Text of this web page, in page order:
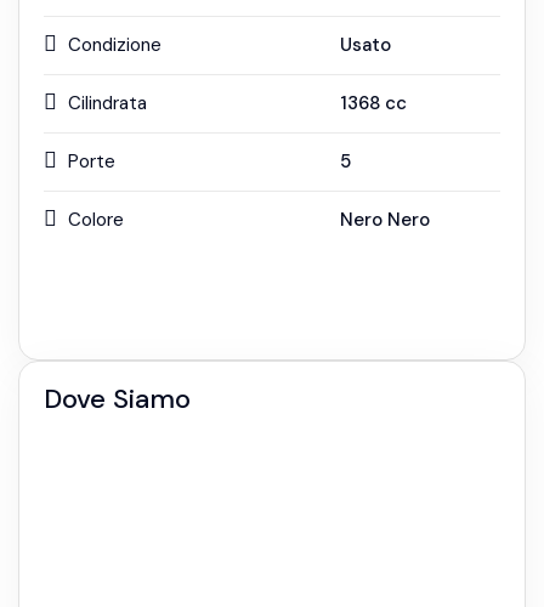
Condizione Usato
Cilindrata 1368 cc
Porte 5
Colore Nero Nero
Dove Siamo